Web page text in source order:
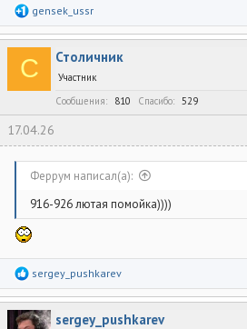
Р
е
а
к
ц
и
gensek_ussr
С Столичник
Участник
Сообщения
810 Спасибо 529
17.04.26
Феррум написал(а):
916-926 лютая помойка))))
Р
а
к
ц
sergey_pushkarev
sergey_pushkarev